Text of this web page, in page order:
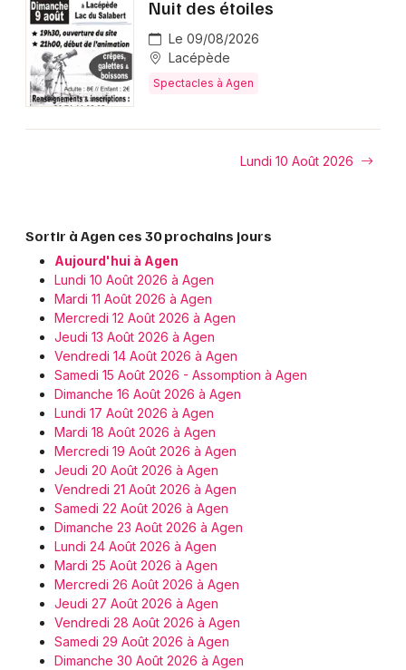
Nuit des étoiles
Le 09/08/2026
Lacépède
Spectacles à Agen
Lundi 10 Août 2026
Sortir à Agen ces 30 prochains jours
Aujourd'hui à Agen
Lundi 10 Août 2026 à Agen
Mardi 11 Août 2026 à Agen
Mercredi 12 Août 2026 à Agen
Jeudi 13 Août 2026 à Agen
Vendredi 14 Août 2026 à Agen
Samedi 15 Août 2026 - Assomption à Agen
Dimanche 16 Août 2026 à Agen
Lundi 17 Août 2026 à Agen
Mardi 18 Août 2026 à Agen
Mercredi 19 Août 2026 à Agen
Jeudi 20 Août 2026 à Agen
Vendredi 21 Août 2026 à Agen
Samedi 22 Août 2026 à Agen
Dimanche 23 Août 2026 à Agen
Lundi 24 Août 2026 à Agen
Mardi 25 Août 2026 à Agen
Mercredi 26 Août 2026 à Agen
Jeudi 27 Août 2026 à Agen
Vendredi 28 Août 2026 à Agen
Samedi 29 Août 2026 à Agen
Dimanche 30 Août 2026 à Agen